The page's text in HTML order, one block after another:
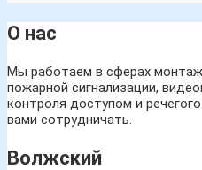
О нас
Мы работаем в сферах
пожарной сигнализации,
контроля доступом и
вами сотрудничать.
Волжский